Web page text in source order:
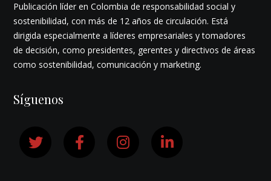
Publicación líder en Colombia de responsabilidad social y
sostenibilidad, con más de 12 años de circulación. Está
dirigida especialmente a líderes empresariales y tomadores
de decisión, como presidentes, gerentes y directivos de áreas
como sostenibilidad, comunicación y marketing.
Síguenos